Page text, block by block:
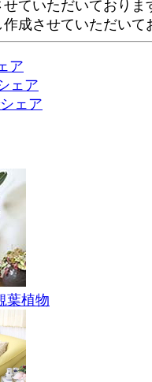
ていただいておりま
成させていただいて
ア
ェア
ェア
葉植物